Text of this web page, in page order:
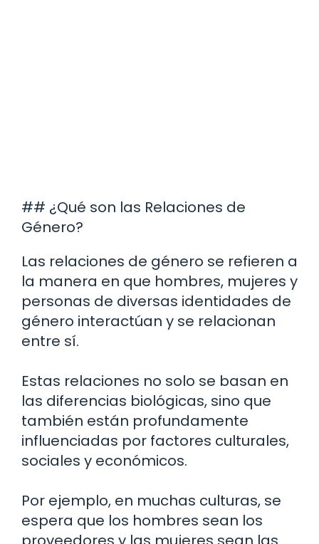
## ¿Qué son las Relaciones de
Género?
Las relaciones de género se refieren a
la manera en que hombres, mujeres y
personas de diversas identidades de
género interactúan y se relacionan
entre sí.
Estas relaciones no solo se basan en
las diferencias biológicas, sino que
también están profundamente
influenciadas por factores culturales,
sociales y económicos.
Por ejemplo, en muchas culturas, se
espera que los hombres sean los